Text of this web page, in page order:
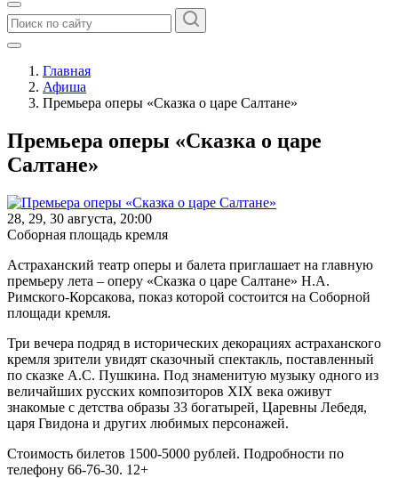
Главная
Афиша
Премьера оперы «Сказка о царе Салтане»
Премьера оперы «Сказка о царе
Салтане»
28, 29, 30 августа, 20:00
Соборная площадь кремля
Астраханский театр оперы и балета приглашает на главную
премьеру лета – оперу «Сказка о царе Салтане» Н.А.
Римского-Корсакова, показ которой состоится на Соборной
площади кремля.
Три вечера подряд в исторических декорациях астраханского
кремля зрители увидят сказочный спектакль, поставленный
по сказке А.С. Пушкина. Под знаменитую музыку одного из
величайших русских композиторов XIX века оживут
знакомые с детства образы 33 богатырей, Царевны Лебедя,
царя Гвидона и других любимых персонажей.
Стоимость билетов 1500-5000 рублей. Подробности по
телефону 66-76-30. 12+